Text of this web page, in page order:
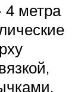
4 метра